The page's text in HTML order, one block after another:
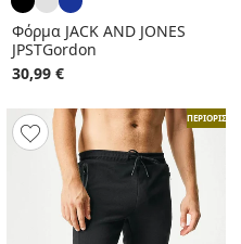
Φόρμα JACK AND JONES
JPSTGordon
30,99 €